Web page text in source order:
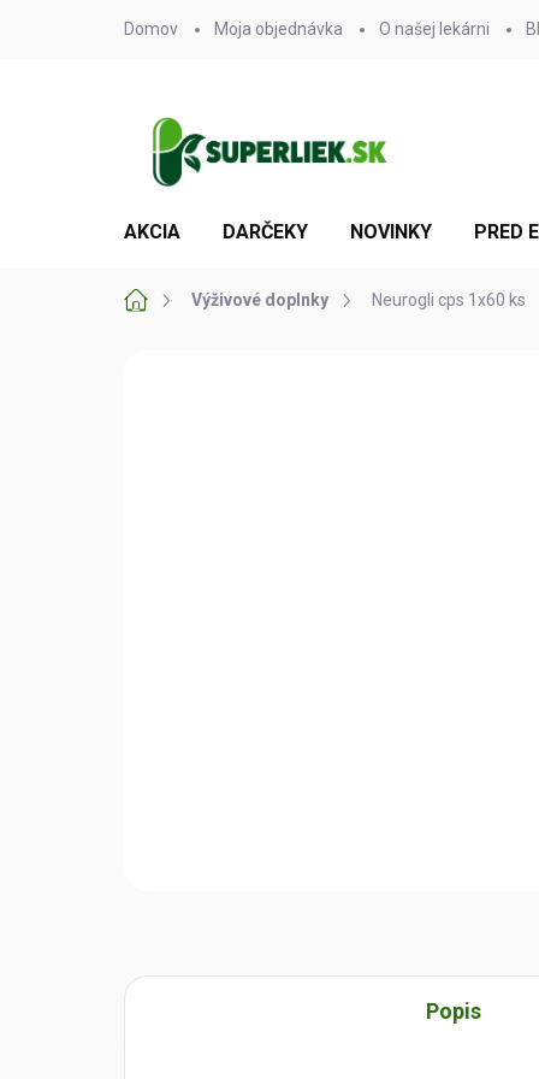
Domov Moja objednávka O našej lekárni
AKCIA DARČEKY NOVINKY PRED
DomovVýživové doplnky Neurogli cps 1x60 ks
Popis